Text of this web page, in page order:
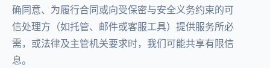
确同意、为履行合同或向受保密与安全义务约束的可
信处理方（如托管、邮件或客服工具）提供服务所必
需，或法律及主管机关要求时，我们可能共享有限信
息。